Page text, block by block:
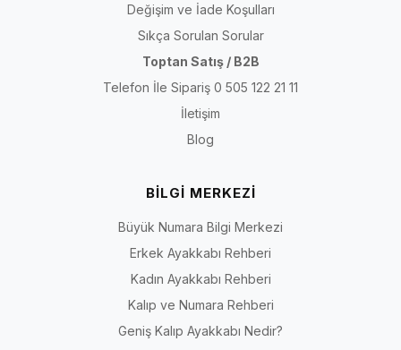
Değişim ve İade Koşulları
Sıkça Sorulan Sorular
Toptan Satış / B2B
Telefon İle Sipariş 0 505 122 21 11
İletişim
Blog
BİLGİ MERKEZİ
Büyük Numara Bilgi Merkezi
Erkek Ayakkabı Rehberi
Kadın Ayakkabı Rehberi
Kalıp ve Numara Rehberi
Geniş Kalıp Ayakkabı Nedir?